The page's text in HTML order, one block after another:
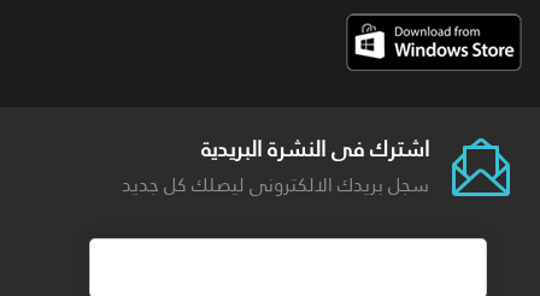
اشترك فى النشرة البريدية
سجل بريدك الالكترونى ليصلك كل جديد